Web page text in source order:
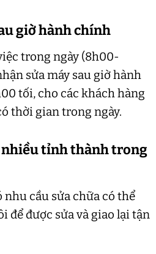
giờ hành chính
trong ngày (8h00-
sửa máy sau giờ hành
tối, cho các khách hàng
thời gian trong ngày.
nhiều tỉnh thành trong
cầu sửa chữa có thể
để được sửa và giao lại tận